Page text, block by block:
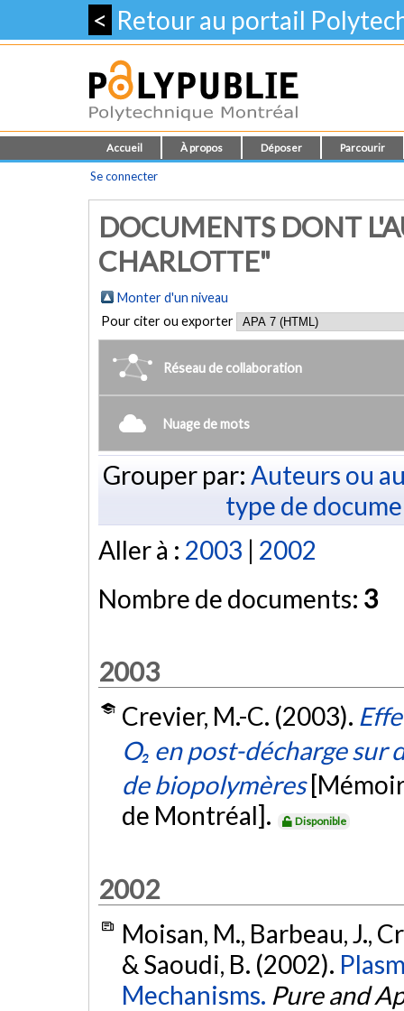
< Retour au portail
Accueil À propos Déposer Parcourir
Se connecter
DOCUMENTS DONT
CHARLOTTE"
Monter d'un niveau
Pour citer ou exporter
Réseau de collaboration
Nuage de mots
Grouper par: Auteurs ou
type de
Aller à : 2003 | 2002
Nombre de documents: 3
2003
Crevier, M.-C. (2003).
O₂ en post-décharge sur
de biopolymères
de Montréal].
Disponible
2002
Moisan, M., Barbeau, J.,
& Saoudi, B. (2002).
Mechanisms. Pure and